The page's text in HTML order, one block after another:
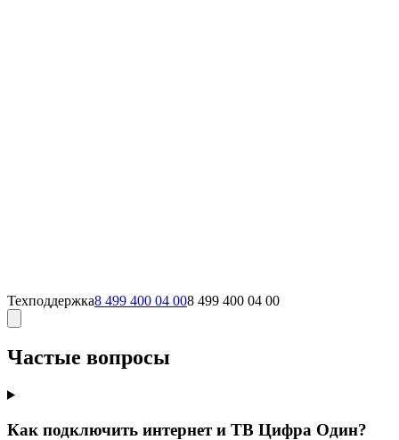
Техподдержка8 499 400 04 008 499 400 04 00
Частые вопросы
Как подключить интернет и ТВ Цифра Один?